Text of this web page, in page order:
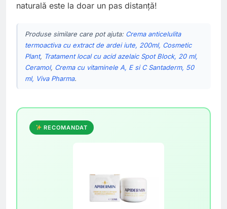
naturală este la doar un pas distanță!
Produse similare care pot ajuta: Crema anticelulita
termoactiva cu extract de ardei iute, 200ml, Cosmetic
Plant, Tratament local cu acid azelaic Spot Block, 20 ml,
Ceramol, Crema cu vitaminele A, E si C Santaderm, 50
ml, Viva Pharma.
RECOMANDAT